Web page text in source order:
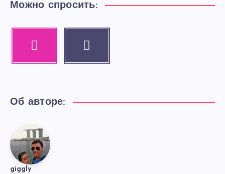
Можно спросить:
Instagram Email
Contact
Об авторе:
giggly
giggly